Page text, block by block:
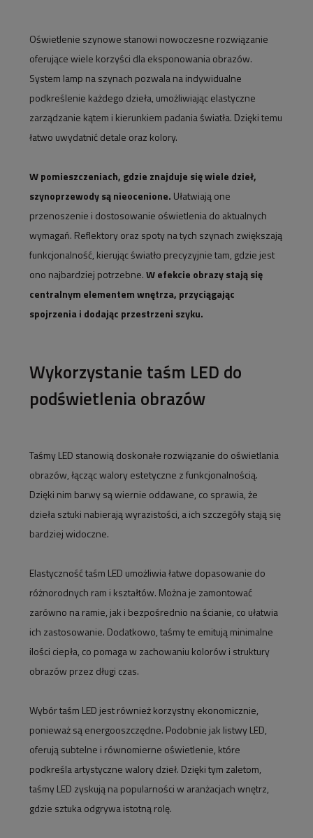
Oświetlenie szynowe stanowi nowoczesne rozwiązanie
oferujące wiele korzyści dla eksponowania obrazów.
System lamp na szynach pozwala na indywidualne
podkreślenie każdego dzieła, umożliwiając elastyczne
zarządzanie kątem i kierunkiem padania światła. Dzięki temu
łatwo uwydatnić detale oraz kolory.
W pomieszczeniach, gdzie znajduje się wiele dzieł,
szynoprzewody są nieocenione. Ułatwiają one
przenoszenie i dostosowanie oświetlenia do aktualnych
wymagań. Reflektory oraz spoty na tych szynach zwiększają
funkcjonalność, kierując światło precyzyjnie tam, gdzie jest
ono najbardziej potrzebne.W efekcie obrazy stają się
centralnym elementem wnętrza, przyciągając
spojrzenia i dodając przestrzeni szyku.
Wykorzystanie taśm LED do
podświetlenia obrazów
Taśmy LED stanowią doskonałe rozwiązanie do oświetlania
obrazów, łącząc walory estetyczne z funkcjonalnością.
Dzięki nim barwy są wiernie oddawane, co sprawia, że
dzieła sztuki nabierają wyrazistości, a ich szczegóły stają się
bardziej widoczne.
Elastyczność taśm LED umożliwia łatwe dopasowanie do
różnorodnych ram i kształtów. Można je zamontować
zarówno na ramie, jak i bezpośrednio na ścianie, co ułatwia
ich zastosowanie. Dodatkowo, taśmy te emitują minimalne
ilości ciepła, co pomaga w zachowaniu kolorów i struktury
obrazów przez długi czas.
Wybór taśm LED jest również korzystny ekonomicznie,
ponieważ są energooszczędne. Podobnie jak listwy LED,
oferują subtelne i równomierne oświetlenie, które
podkreśla artystyczne walory dzieł. Dzięki tym zaletom,
taśmy LED zyskują na popularności w aranżacjach wnętrz,
gdzie sztuka odgrywa istotną rolę.